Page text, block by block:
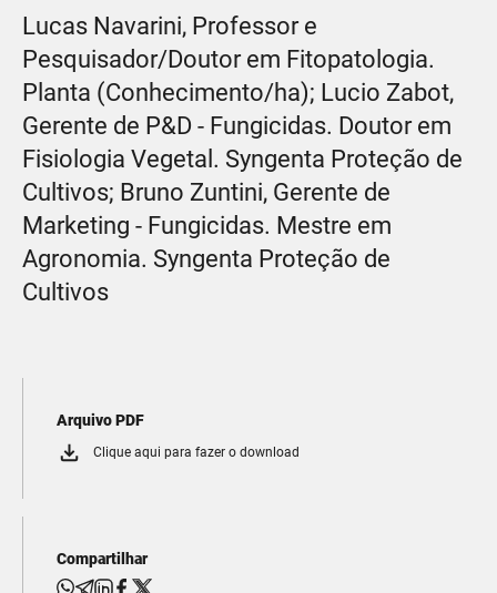
Lucas Navarini, Professor e
Pesquisador/Doutor em Fitopatologia.
Planta (Conhecimento/ha); Lucio Zabot,
Gerente de P&D - Fungicidas. Doutor em
Fisiologia Vegetal. Syngenta Proteção de
Cultivos; Bruno Zuntini, Gerente de
Marketing - Fungicidas. Mestre em
Agronomia. Syngenta Proteção de
Cultivos
Arquivo PDF
Clique aqui para fazer o download
Compartilhar